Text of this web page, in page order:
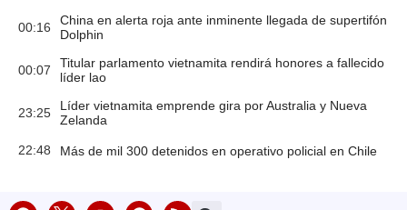
00:16
China en alerta roja ante inminente llegada de supertifón
Dolphin
00:07
Titular parlamento vietnamita rendirá honores a fallecido
líder lao
23:25
Líder vietnamita emprende gira por Australia y Nueva
Zelanda
22:48 Más de mil 300 detenidos en operativo policial en Chile